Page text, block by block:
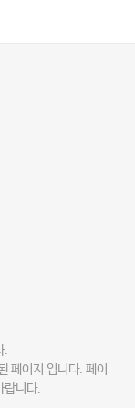
.
페이지 입니다. 페이
랍니다.